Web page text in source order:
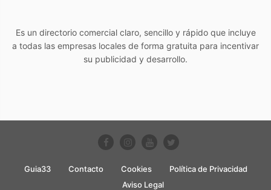
Es un directorio comercial claro, sencillo y rápido que incluye
a todas las empresas locales de forma gratuita para incentivar
su publicidad y desarrollo.
Guia33 Contacto Cookies
Política de Privacidad
Aviso Legal